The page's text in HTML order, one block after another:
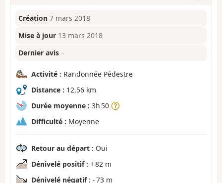
Création 7 mars 2018
Mise à jour 13 mars 2018
Dernier avis –
Activité : Randonnée Pédestre
Distance : 12,56 km
Durée moyenne : 3h 50
Difficulté : Moyenne
Retour au départ : Oui
Dénivelé positif : + 82 m
Dénivelé négatif : - 73 m